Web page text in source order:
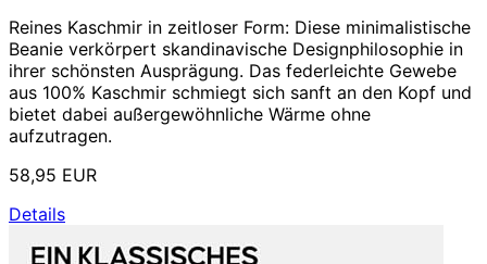
Reines Kaschmir in zeitloser Form: Diese minimalistische
Beanie verkörpert skandinavische Designphilosophie in
ihrer schönsten Ausprägung. Das federleichte Gewebe
aus 100% Kaschmir schmiegt sich sanft an den Kopf und
bietet dabei außergewöhnliche Wärme ohne
aufzutragen.
58,95 EUR
Details